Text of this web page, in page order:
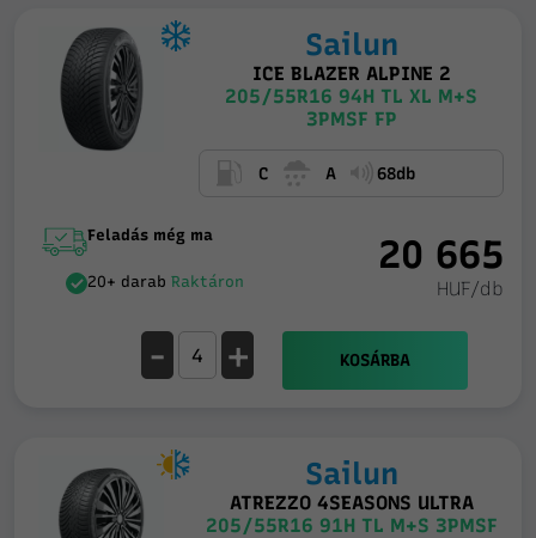
Sailun
ICE BLAZER ALPINE 2
205/55R16 94H TL XL M+S
3PMSF FP
C A 68db
Feladás még ma
20+ darabRaktáron
20 665
HUF/db
- + KOSÁRBA
Sailun
ATREZZO 4SEASONS ULTRA
205/55R16 91H TL M+S 3PMSF